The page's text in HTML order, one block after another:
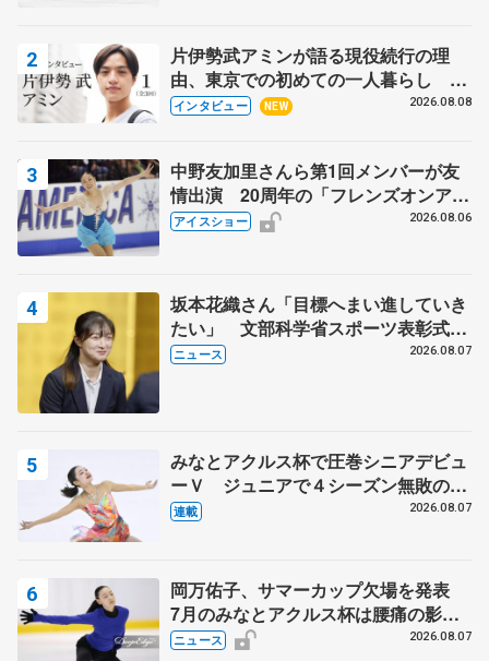
片伊勢武アミンが語る現役続行の理
由、東京での初めての一人暮らし 注
目スケーターの「今」に迫る
インタビュー NEW 2026.08.08
中野友加里さんら第1回メンバーが友
情出演 20周年の「フレンズオンアイ
ス」 宮本賢二さん、有川梨絵さん、
アイスショー 2026.08.06
坂本花織さん「目標へまい進していき
たい」 文部科学省スポーツ表彰式で
代表謝辞
ニュース 2026.08.07
みなとアクルス杯で圧巻シニアデビュ
ーＶ ジュニアで４シーズン無敗の島
田麻央
連載 2026.08.07
岡万佑子、サマーカップ欠場を発表
7月のみなとアクルス杯は腰痛の影響
で
ニュース 2026.08.07